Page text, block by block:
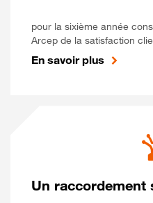
pour la sixième année
Arcep de la satisfaction
En savoir plus
Un raccordement